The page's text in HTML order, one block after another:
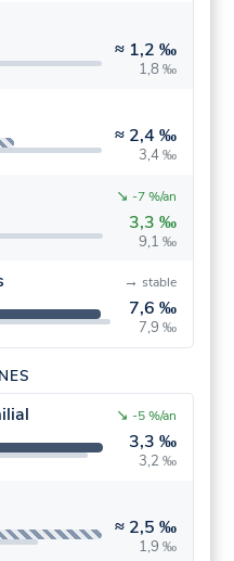
≈ 1,2 ‰
1,8 ‰
≈ 2,4 ‰
3,4 ‰
3,3 ‰
9,1 ‰
↘ -7 %/an
7,6 ‰
7,9 ‰
→ stable
3,3 ‰
3,2 ‰
↘ -5 %/an
≈ 2,5 ‰
1,9 ‰